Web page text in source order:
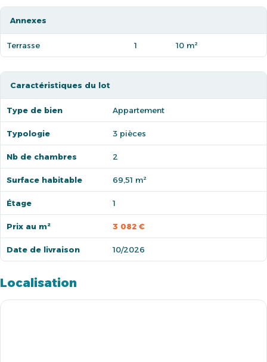
Annexes
Terrasse 1 10 m²
Caractéristiques du lot
Type de bien Appartement
Typologie 3 pièces
Nb de chambres 2
Surface habitable 69,51 m²
Étage 1
Prix au m² 3 082 €
Date de livraison 10/2026
Localisation